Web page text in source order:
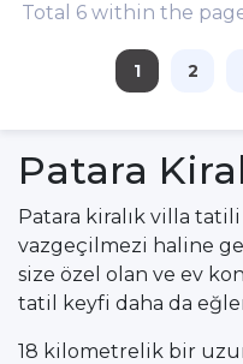
Total 6 within the
1 2
Patara
Patara kiralık villa
vazgeçilmezi haline
size özel olan ve ev
tatil keyfi daha da
18 kilometrelik bir